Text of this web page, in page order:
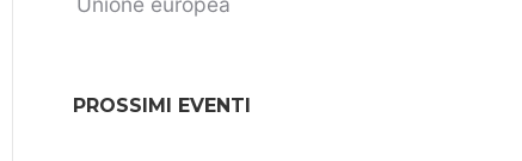
PROSSIMI EVENTI